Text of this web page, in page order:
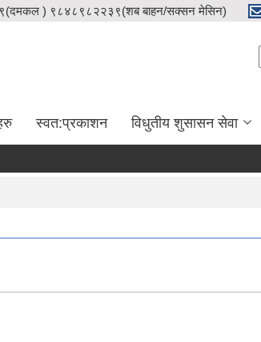
) ९८४८९८२२३९(शब बाहन/सक्सन मेसिन)
स्वत:प्रकाशन विधुतीय शुसासन सेवा